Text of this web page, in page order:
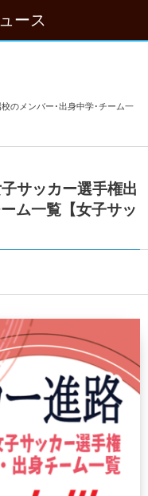
ース
のメンバー･出身中学･チーム一
サッカー選手権出
ム一覧【女子サッ